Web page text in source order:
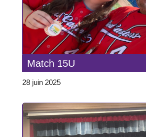
Match 15U
28 juin 2025